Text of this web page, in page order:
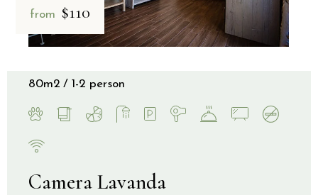
from $110
Camera Lavanda
80m2 1-2 person